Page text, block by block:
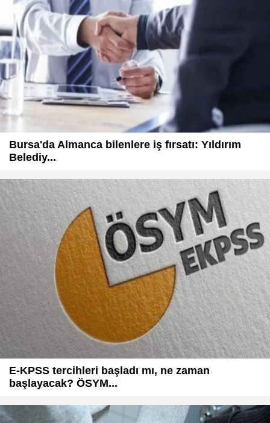
Bursa'da Almanca bilenlere iş fırsatı: Yıldırım
Belediy...
E-KPSS tercihleri başladı mı, ne zaman
başlayacak? ÖSYM...